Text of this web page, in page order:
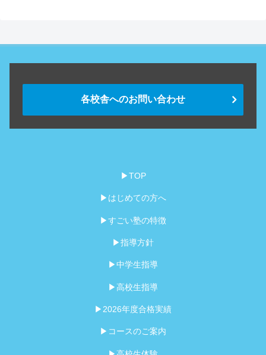
各校舎へのお問い合わせ
▶TOP
▶はじめての方へ
▶すごい塾の特徴
▶指導方針
▶中学生指導
▶高校生指導
▶2026年度合格実績
▶コースのご案内